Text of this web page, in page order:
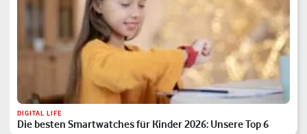
DIGITAL LIFE
Die besten Smartwatches für Kinder 2026: Unsere Top 6